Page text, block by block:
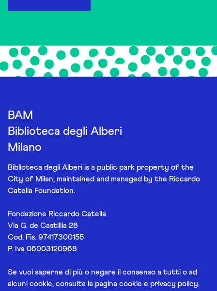
BAM
Biblioteca degli Alberi
Milano
Biblioteca degli Alberi is a public park property of the
City of Milan, maintained and managed by the Riccardo
Catella Foundation.
Fondazione Riccardo Catella
Via G. de Castillia 28
Cod. Fis. 97417300155
P. Iva 06003120968
Se vuoi saperne di più o negare il consenso a tutti o ad
alcuni cookie, consulta la pagina cookie e privacy policy.